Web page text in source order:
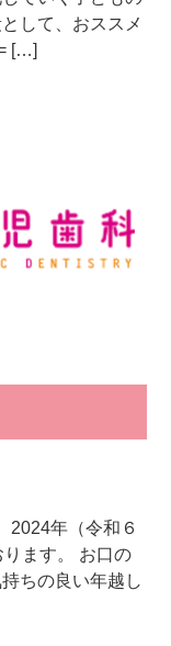
して、おススメ
[…]
2024年（令和６
ます。 お口の
ちの良い年越し